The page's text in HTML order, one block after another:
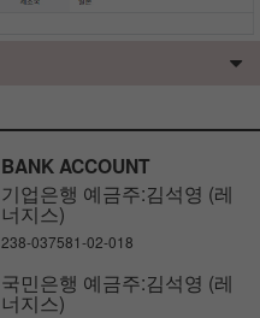
BANK ACCOUNT
기업은행 예금주:김석영 (레
너지스)
238-037581-02-018
국민은행 예금주:김석영 (레
너지스)